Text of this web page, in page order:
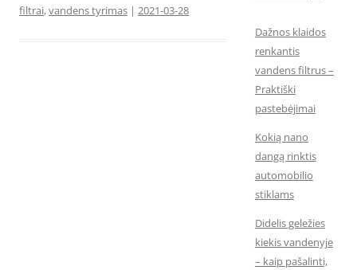
filtrai,vandens tyrimas | 2021-03-28
Dažnos klaidos
renkantis
vandens filtrus –
Praktiški
pastebėjimai
Kokią nano
dangą rinktis
automobilio
stiklams
Didelis geležies
kiekis vandenyje
– kaip pašalinti,